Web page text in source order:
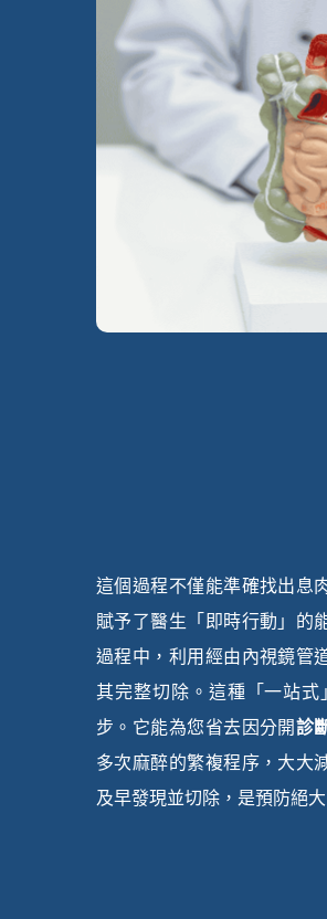
這個過程不僅能準確找出息
賦予了醫生「即時行動」的
過程中，利用經由內視鏡管
其完整切除。這種「一站
步。它能為您省去因分開診
多次麻醉的繁複程序，大大
及早發現並切除，是預防絕